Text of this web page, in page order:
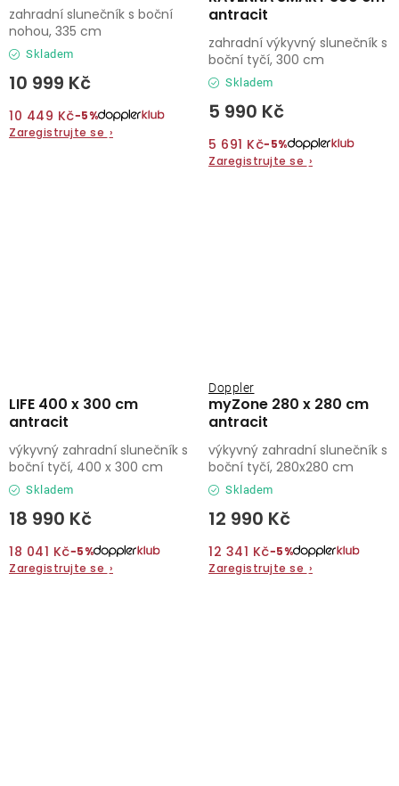
Skladem
10 999 Kč
10 449 Kč−5%
Zaregistrujte se ›
zahradní slunečník s boční
nohou, 335 cm
antracit
Skladem
5 990 Kč
5 691 Kč−5%
Zaregistrujte se ›
zahradní výkyvný slunečník s
boční tyčí, 300 cm
LIFE 400 x 300 cm
antracit
Skladem
18 990 Kč
18 041 Kč−5%
Zaregistrujte se ›
výkyvný zahradní slunečník s
boční tyčí, 400 x 300 cm
myZone 280 x 280 cm
antracit
Doppler
Skladem
12 990 Kč
12 341 Kč−5%
Zaregistrujte se ›
výkyvný zahradní slunečník s
boční tyčí, 280x280 cm